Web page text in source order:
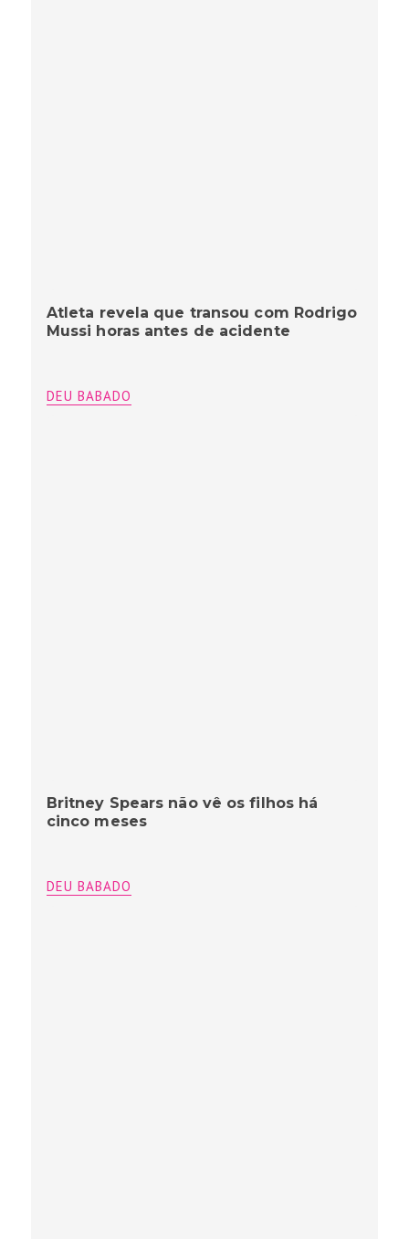
Atleta revela que transou com Rodrigo
Mussi horas antes de acidente
DEU BABADO
Britney Spears não vê os filhos há
cinco meses
DEU BABADO